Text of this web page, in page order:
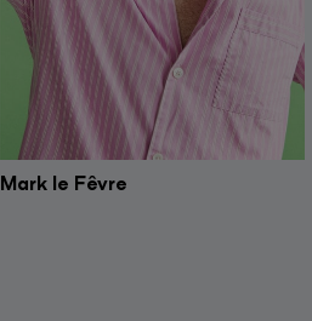
Mark le Fêvre